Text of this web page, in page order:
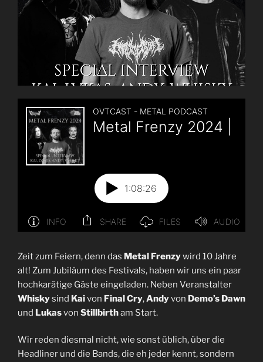
Zeit zum Feiern, denn das Metal Frenzywird 10 Jahre
alt! Zum Jubiläum des Festivals, haben wir uns ein paar
hochkarätige Gäste eingeladen. Neben Veranstalter
Whiskysind Kaivon Final Cry,Andyvon Demo’s Dawn
und Lukasvon Stillbirtham Start.
Wir reden diesmal nicht, wie sonst üblich, über die
Headliner und die Bands, die eh jeder kennt, sondern